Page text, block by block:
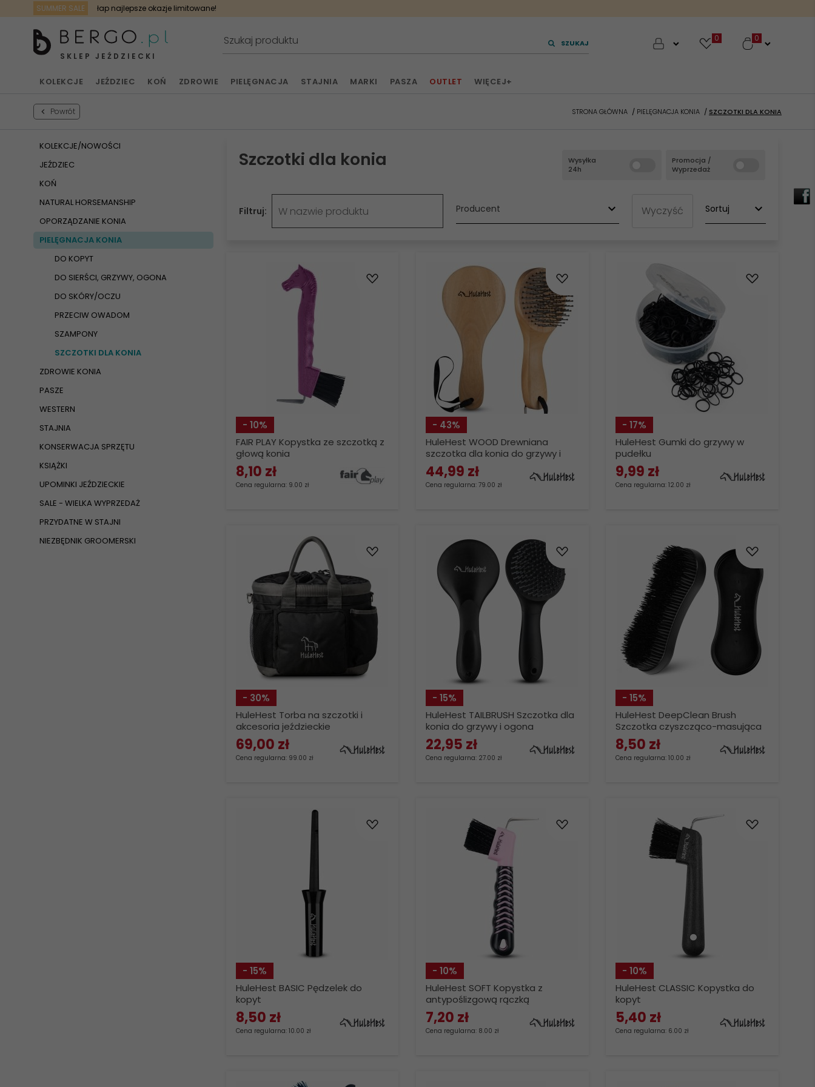
SUMMER SALE łap najlepsze okazje limitowane!
SKLEP JEŹDZIECKI
SZUKAJ 0
KOLEKCJE JEŹDZIEC KOŃ ZDROWIE PIELĘGNACJA STAJNIA MARKI PASZA OUTLET WIĘCEJ+
Powrót STRONA GŁÓWNA PIELĘGNACJA KONIA SZCZOTKI DLA KONIA
KOLEKCJE/NOWOŚCI
JEŹDZIEC
KOŃ
NATURAL HORSEMANSHIP
OPORZĄDZANIE KONIA
PIELĘGNACJA KONIA
DO KOPYT
DO SIERŚCI, GRZYWY, OGONA
DO SKÓRY/OCZU
PRZECIW OWADOM
SZAMPONY
SZCZOTKI DLA KONIA
ZDROWIE KONIA
PASZE
WESTERN
STAJNIA
KONSERWACJA SPRZĘTU
KSIĄŻKI
UPOMINKI JEŹDZIECKIE
SALE - WIELKA WYPRZEDAŻ
PRZYDATNE W STAJNI
NIEZBĘDNIK GROOMERSKI
Szczotki dla konia
Wysyłka
24h
Promocja /
Wyprzedaż
Filtruj: Producent Wyczyść
- 10%
FAIR PLAY Kopystka ze szczotką z
głową konia
8,10 zł
Cena regularna: 9.00 zł
- 43%
HuleHest WOOD Drewniana
szczotka dla konia do grzywy i
ogona
44,99 zł
Cena regularna: 79.00 zł
- 17%
HuleHest Gumki do grzywy w
pudełku
9,99 zł
Cena regularna: 12.00 zł
- 30%
HuleHest Torba na szczotki i
akcesoria jeździeckie
69,00 zł
Cena regularna: 99.00 zł
- 15%
HuleHest TAILBRUSH Szczotka dla
konia do grzywy i ogona
22,95 zł
Cena regularna: 27.00 zł
- 15%
HuleHest DeepClean Brush
Szczotka czyszcząco-masująca
dla konia
8,50 zł
Cena regularna: 10.00 zł
- 15%
HuleHest BASIC Pędzelek do
kopyt
8,50 zł
Cena regularna: 10.00 zł
- 10%
HuleHest SOFT Kopystka z
antypoślizgową rączką
7,20 zł
Cena regularna: 8.00 zł
- 10%
HuleHest CLASSIC Kopystka do
kopyt
5,40 zł
Cena regularna: 6.00 zł